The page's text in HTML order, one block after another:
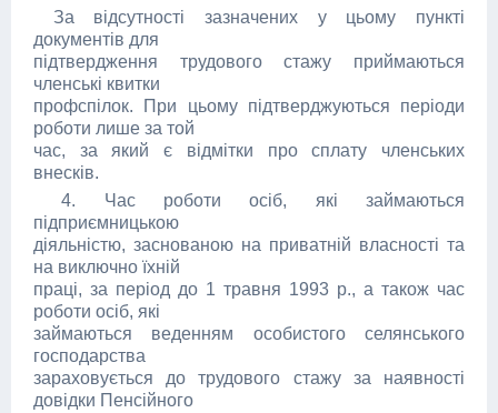
За відсутності зазначених у цьому пункті
документів для
підтвердження трудового стажу приймаються
членські квитки
профспілок. При цьому підтверджуються періоди
роботи лише за той
час, за який є відмітки про сплату членських
внесків.
4. Час роботи осіб, які займаються
підприємницькою
діяльністю, заснованою на приватній власності та
на виключно їхній
праці, за період до 1 травня 1993 р., а також час
роботи осіб, які
займаються веденням особистого селянського
господарства
зараховується до трудового стажу за наявності
довідки Пенсійного